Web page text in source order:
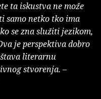
ta iskustva ne može
samo netko tko ima
se zna služiti jezikom,
je perspektiva dobro
literarnu
stvorenja. –